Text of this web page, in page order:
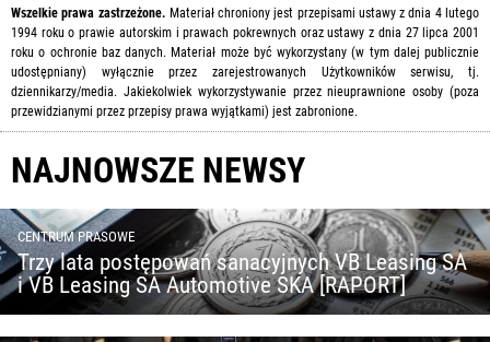
Wszelkie prawa zastrzeżone. Materiał chroniony jest przepisami ustawy z dnia 4 lutego
1994 roku o prawie autorskim i prawach pokrewnych oraz ustawy z dnia 27 lipca 2001
roku o ochronie baz danych. Materiał może być wykorzystany (w tym dalej publicznie
udostępniany) wyłącznie przez zarejestrowanych Użytkowników serwisu, tj.
dziennikarzy/media. Jakiekolwiek wykorzystywanie przez nieuprawnione osoby (poza
przewidzianymi przez przepisy prawa wyjątkami) jest zabronione.
NAJNOWSZE NEWSY
CENTRUM PRASOWE
Trzy lata postępowań sanacyjnych VB Leasing SA
i VB Leasing SA Automotive SKA [RAPORT]